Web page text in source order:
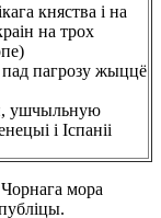
княства і на
на трох
пад пагрозу жыццё
ушчыльную
і Іспаніі
мора